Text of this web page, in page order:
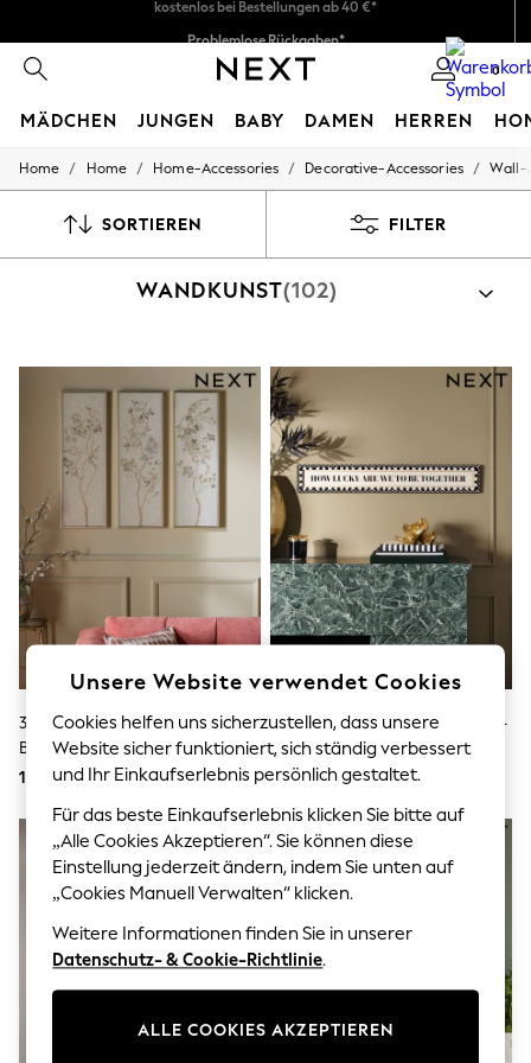
0
MÄDCHEN JUNGEN BABY DAMEN HERREN
HOLIDAY SHOP
All Swimwear
Beach Dresses & Kaftans
Jumpsuits & Playsuits
Linen Collection
Sandals
Shorts
Trousers
Sun Hats & Caps
T-Shirts & Vests
Men's Holiday Shop
All Swimwear
Bags & Luggage
Footwear
Hats
Linen Collection
Loafers
Polo Shirts
Sandals & Flipflops
Shirts
Shorts
Sunglasses
T-Shirts
Vests
Boys Holiday Shop
All Swimwear
Ponchos & Toweling sets
Sun Hats & Caps
Polo Shirts
Sandals & Sliders
Home / Home / Home-Accessories / Decorative-Accessories / Wall-
SORTIEREN FILTER
WANDKUNST(102)
3er-Set Hübsche Wandkunst Mit
Blumenmotiv
106 €
Wie Viel Glück Wir Doch Haben –
Wandkunst Aus Holz
24 €
Unsere Website verwendet Cookies
Cookies helfen uns sicherzustellen, dass unsere
Website sicher funktioniert, sich ständig verbessert
und Ihr Einkaufserlebnis persönlich gestaltet.
Für das beste Einkaufserlebnis klicken Sie bitte auf
„Alle Cookies Akzeptieren“. Sie können diese
Einstellung jederzeit ändern, indem Sie unten auf
„Cookies Manuell Verwalten“ klicken.
Weitere Informationen finden Sie in unserer
Datenschutz- & Cookie-Richtlinie.
ALLE COOKIES AKZEPTIEREN